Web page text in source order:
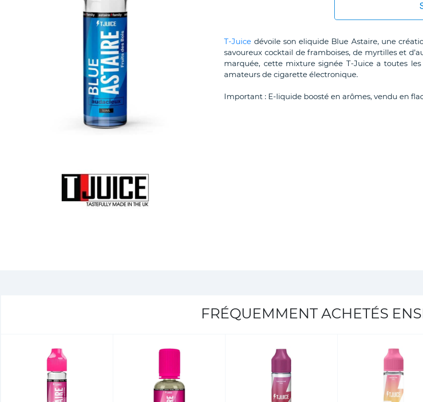
T-Juice dévoile son eliquide Blue Astaire, une
savoureux cocktail de framboises, de myrtilles et
marquée, cette mixture signée T-Juice a toutes
amateurs de cigarette électronique.
Important : E-liquide boosté en arômes, vendu en
FRÉQUEMMENT ACHETÉS